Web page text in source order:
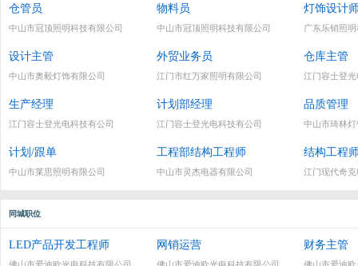
仓管员
中山市冠顶照明科技有限公司
物料员
中山市冠顶照明科技有限公司
灯饰设计
广东乐销照
设计主管
中山市奥毅灯饰有限公司
外贸业务员
江门市红万家照明有限公司
仓库主管
江门容士登
生产经理
江门容士登光电科技有公司
计划部经理
江门容士登光电科技有公司
品质管理
中山市琦林
计划/跟单
中山市莱思照明有限公司
工程部结构工程师
中山市灵杰电器有限公司
结构工程
江门现代奇
同城职位
LED产品开发工程师
佛山市爱迪欧光电科技有限公司
网销运营
佛山市爱迪欧光电科技有限公司
财务主管
佛山市爱迪